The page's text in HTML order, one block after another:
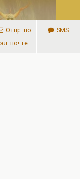
Отпр. по
эл. почте
SMS